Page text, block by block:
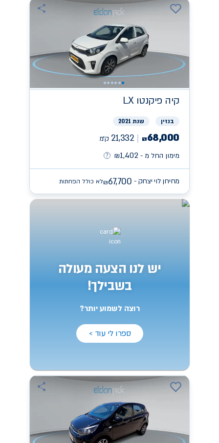
קיה פיקנטו LX
בנזין שנת 2021
₪68,000
21,332 ק״מ
מימון החל מ -
₪1,402
מחירון לוי יצחק - ₪67,700 לא כולל הפחתות
יש לנו הצעה מעולה
בשבילך!
רוצה לשמוע יותר?
ספרו לי עוד >